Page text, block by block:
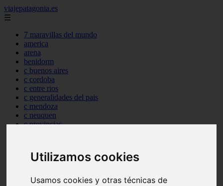
Utilizamos cookies
Usamos cookies y otras técnicas de
viajepatagonia.es
☰
7 maravillas del mundo
america
arena
benidorm
c buenos aires
c cordoba
c entre rios
c generalidades del pais
c mendoza
c neuquen
c provincias
c tierra de fuego
c tucuman
carmen